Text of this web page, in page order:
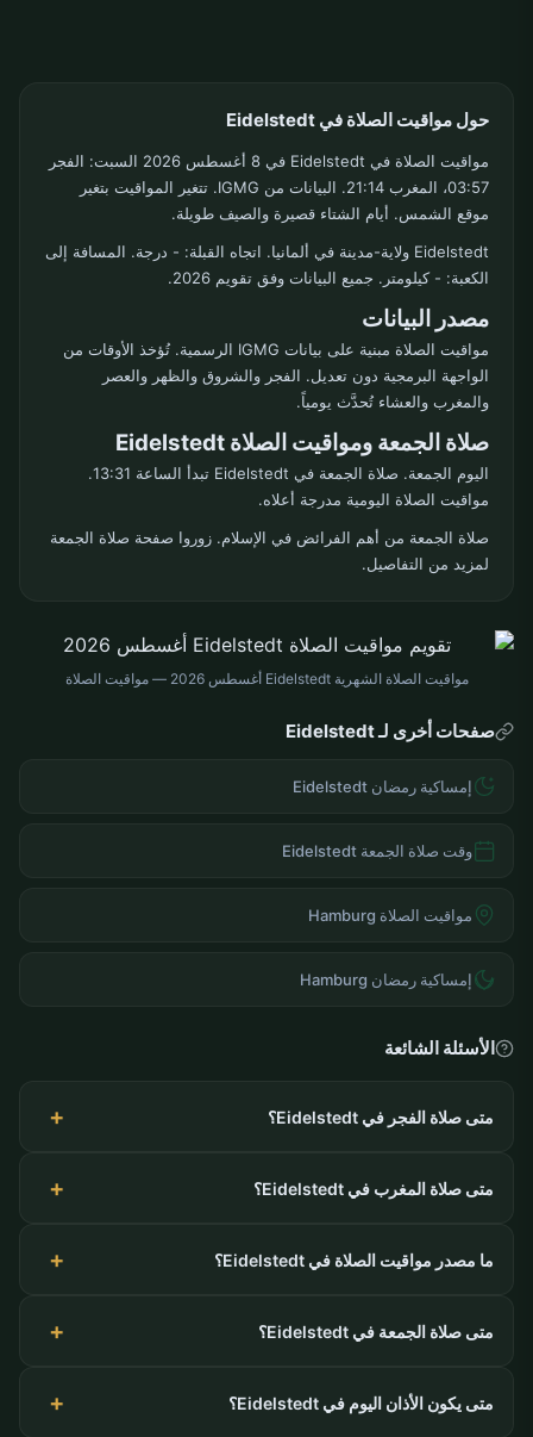
حول مواقيت الصلاة في Eidelstedt
مواقيت الصلاة في Eidelstedt في 8 أغسطس 2026 السبت: الفجر
03:57، المغرب 21:14. البيانات من IGMG. تتغير المواقيت بتغير
موقع الشمس. أيام الشتاء قصيرة والصيف طويلة.
Eidelstedt ولاية-مدينة في ألمانيا. اتجاه القبلة: - درجة. المسافة إلى
الكعبة: - كيلومتر. جميع البيانات وفق تقويم 2026.
مصدر البيانات
مواقيت الصلاة مبنية على بيانات IGMG الرسمية. تُؤخذ الأوقات من
الواجهة البرمجية دون تعديل. الفجر والشروق والظهر والعصر
والمغرب والعشاء تُحدَّث يومياً.
صلاة الجمعة ومواقيت الصلاة Eidelstedt
اليوم الجمعة. صلاة الجمعة في Eidelstedt تبدأ الساعة 13:31.
مواقيت الصلاة اليومية مدرجة أعلاه.
صلاة الجمعة من أهم الفرائض في الإسلام. زوروا صفحة صلاة الجمعة
لمزيد من التفاصيل.
مواقيت الصلاة الشهرية Eidelstedt أغسطس 2026 — مواقيت الصلاة
صفحات أخرى لـ Eidelstedt
إمساكية رمضان Eidelstedt
وقت صلاة الجمعة Eidelstedt
مواقيت الصلاة Hamburg
إمساكية رمضان Hamburg
الأسئلة الشائعة
متى صلاة الفجر في Eidelstedt؟
متى صلاة المغرب في Eidelstedt؟
ما مصدر مواقيت الصلاة في Eidelstedt؟
متى صلاة الجمعة في Eidelstedt؟
متى يكون الأذان اليوم في Eidelstedt؟